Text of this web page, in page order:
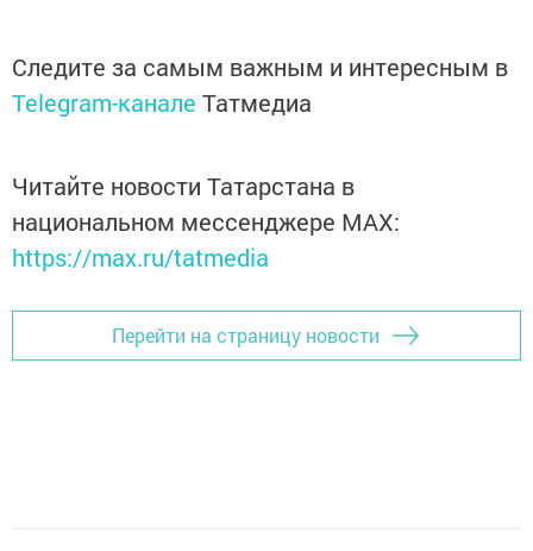
Следите за самым важным и интересным в
Telegram-канале Татмедиа
Читайте новости Татарстана в
национальном мессенджере MАХ:
https://max.ru/tatmedia
Перейти на страницу новости